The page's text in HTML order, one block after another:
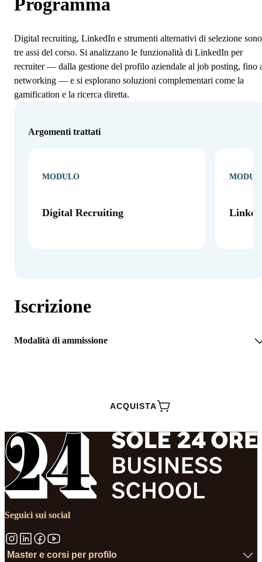
Digital recruiting, LinkedIn e strumenti alternativi di selezione
tre assi del corso. Si analizzano le funzionalità di LinkedIn per
recruiter — dalla gestione del profilo aziendale al job posting, fino
networking — e si esplorano soluzioni complementari come la
gamification e la ricerca diretta.
Argomenti trattati
MODULO
Digital Recruiting
Iscrizione
Modalità di ammissione
ACQUISTA
Seguici sui social
Master e corsi per profilo